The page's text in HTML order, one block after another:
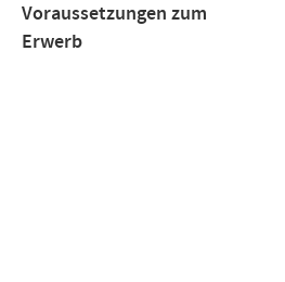
Voraussetzungen zum
Erwerb